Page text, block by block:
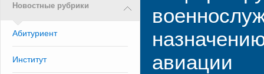
Новостные рубрики
Абитуриент
Институт
авиации